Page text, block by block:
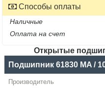
Способы оплаты
Наличные
Оплата на счет
Открытые
Название
Производитель
Подшипник 61830 MA /